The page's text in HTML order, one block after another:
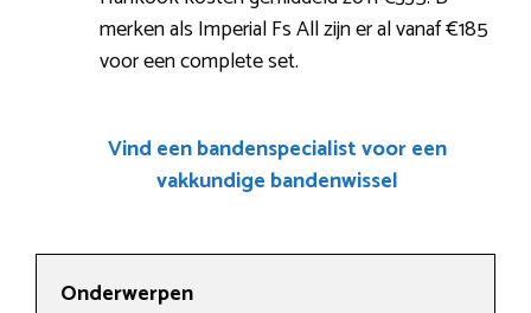
merken als Imperial Fs All zijn er al vanaf €185
voor een complete set.
Vind een bandenspecialist voor een
vakkundige bandenwissel
Onderwerpen